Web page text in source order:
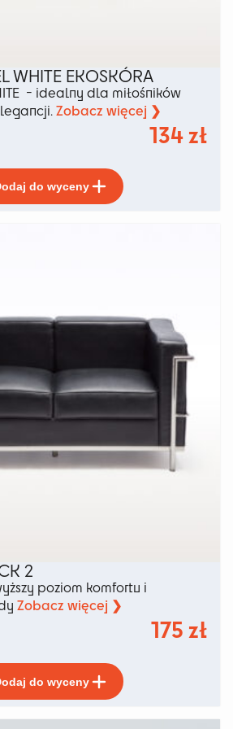
WHITE EKOSKÓRA
- idealny dla miłośników
Zobacz więcej ❯
134zł
do wyceny
produkt
ma
na
stronie
2
poziom komfortu i
Zobacz więcej ❯
175 zł
do wyceny
produkt
ma
wiele